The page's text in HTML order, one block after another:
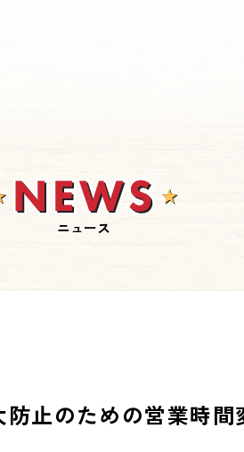
한국어
ニュース
止のための営業時間